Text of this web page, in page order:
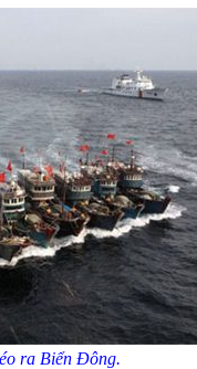
ra Biển Đông.